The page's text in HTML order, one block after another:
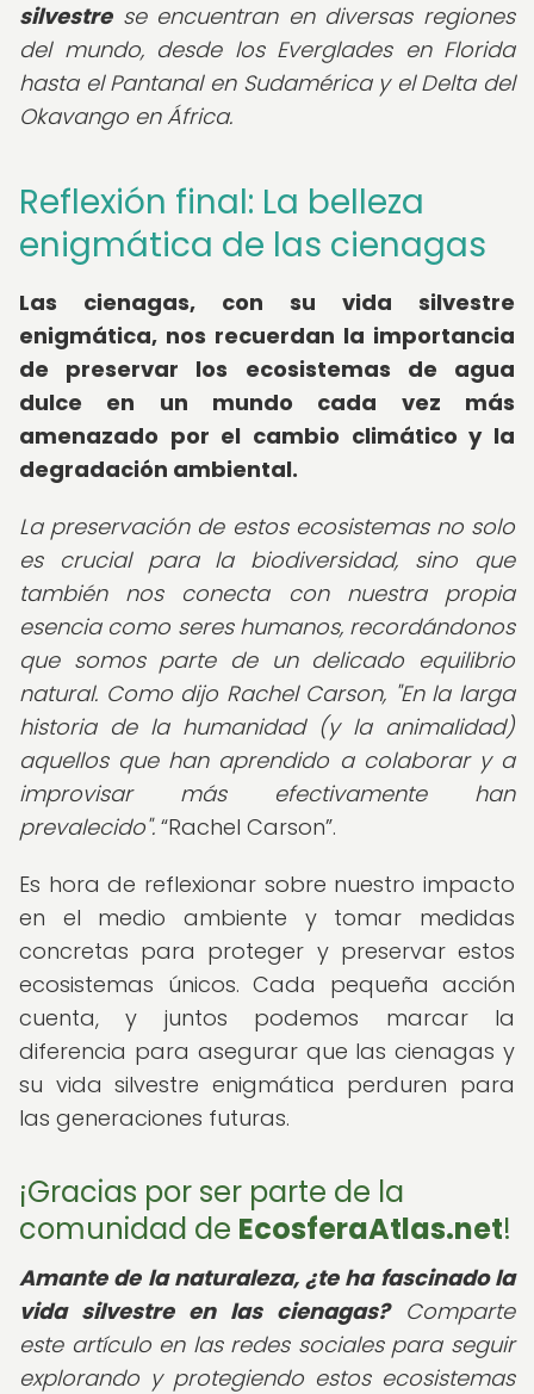
silvestrese encuentran en diversas regiones
del mundo, desde los Everglades en Florida
hasta el Pantanal en Sudamérica y el Delta del
Okavango en África.
Reflexión final: La belleza
enigmática de las cienagas
Las cienagas, con su vida silvestre
enigmática, nos recuerdan la importancia
de preservar los ecosistemas de agua
dulce en un mundo cada vez más
amenazado por el cambio climático y la
degradación ambiental.
La preservación de estos ecosistemas no solo
es crucial para la biodiversidad, sino que
también nos conecta con nuestra propia
esencia como seres humanos, recordándonos
que somos parte de un delicado equilibrio
natural. Como dijo Rachel Carson, "En la larga
historia de la humanidad (y la animalidad)
aquellos que han aprendido a colaborar y a
improvisar más efectivamente han
prevalecido". Rachel Carson .
Es hora de reflexionar sobre nuestro impacto
en el medio ambiente y tomar medidas
concretas para proteger y preservar estos
ecosistemas únicos. Cada pequeña acción
cuenta, y juntos podemos marcar la
diferencia para asegurar que las cienagas y
su vida silvestre enigmática perduren para
las generaciones futuras.
¡Gracias por ser parte de la
comunidad de EcosferaAtlas.net!
Amante de la naturaleza, ¿te ha fascinado la
vida silvestre en las cienagas?Comparte
este artículo en las redes sociales para seguir
explorando y protegiendo estos ecosistemas